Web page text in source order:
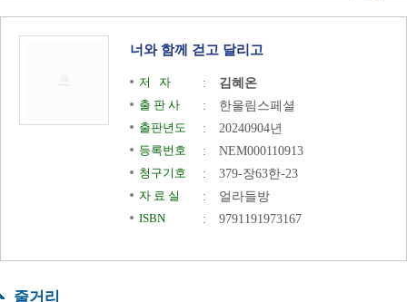
너와 함께 걷고 달리고
저 자 :
김혜온
출 판 사
:
한울림스페셜
출판년도
:
20240904년
등록번호
:
NEM000110913
청구기호
:
379-장63한-23
자 료 실
:
얼라들방
ISBN
: 9791191973167
줄거리